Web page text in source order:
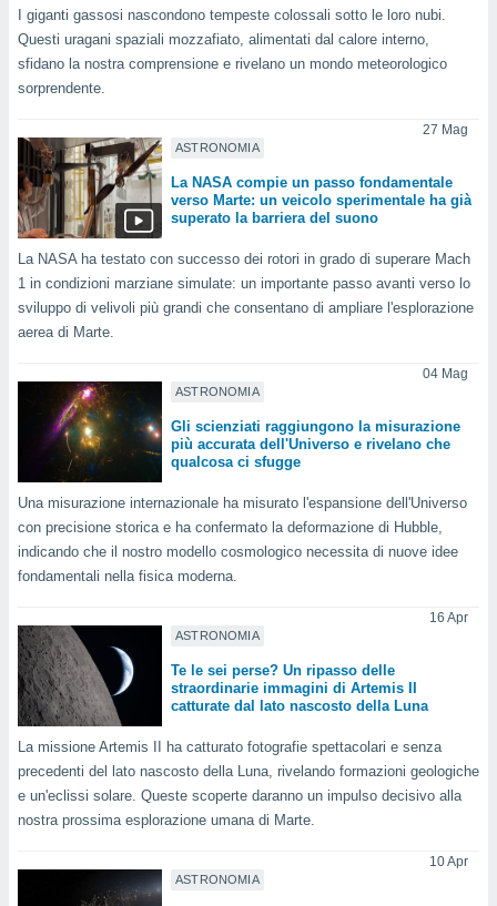
In
ti
che
nel
il
o
Web
noi e i
simili
I giganti gassosi nascondono tempeste colossali sotto le loro nubi.
Questi uragani spaziali mozzafiato, alimentati dal calore interno,
sfidano la nostra comprensione e rivelano un mondo meteorologico
sorprendente.
ASTRONOMIA
27 Mag
La NASA compie un passo fondamentale
verso Marte: un veicolo sperimentale ha già
superato la barriera del suono
La NASA ha testato con successo dei rotori in grado di superare Mach
1 in condizioni marziane simulate: un importante passo avanti verso lo
sviluppo di velivoli più grandi che consentano di ampliare l'esplorazione
aerea di Marte.
ASTRONOMIA
04 Mag
Gli scienziati raggiungono la misurazione
più accurata dell'Universo e rivelano che
qualcosa ci sfugge
Una misurazione internazionale ha misurato l'espansione dell'Universo
con precisione storica e ha confermato la deformazione di Hubble,
indicando che il nostro modello cosmologico necessita di nuove idee
fondamentali nella fisica moderna.
ASTRONOMIA
16 Apr
Te le sei perse? Un ripasso delle
straordinarie immagini di Artemis II
catturate dal lato nascosto della Luna
La missione Artemis II ha catturato fotografie spettacolari e senza
precedenti del lato nascosto della Luna, rivelando formazioni geologiche
e un'eclissi solare. Queste scoperte daranno un impulso decisivo alla
nostra prossima esplorazione umana di Marte.
ASTRONOMIA
10 Apr